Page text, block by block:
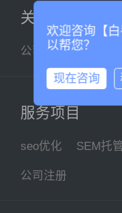
关于我们
公司简介 企业文化
服务项目
seo优化 SEM托
公司注册
欢迎咨询【
以帮您？
现在咨询